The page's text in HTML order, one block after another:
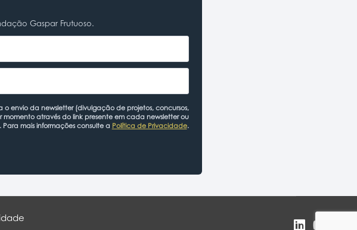
Gaspar Frutuoso.
envio da newsletter (divulgação de projetos, concursos,
através do link presente em cada newsletter ou
Para mais informações consulte a Política de Privacidade.